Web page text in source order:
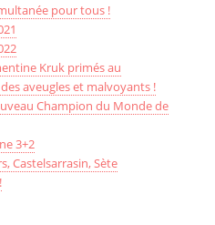
pour tous !
Kruk primés au
aveugles et malvoyants !
Champion du Monde de
3+2
Castelsarrasin, Sète